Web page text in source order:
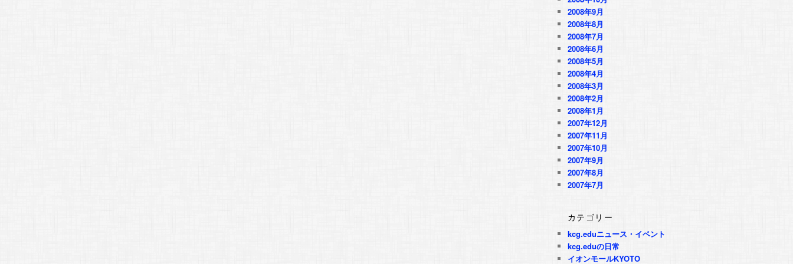
2008年9月
2008年8月
2008年7月
2008年6月
2008年5月
2008年4月
2008年3月
2008年2月
2008年1月
2007年12月
2007年11月
2007年10月
2007年9月
2007年8月
2007年7月
カテゴリー
kcg.eduニュース・イベント
kcg.eduの日常
イオンモールKYOTO